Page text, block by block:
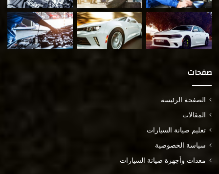
صفحات
الصفحة الرئيسة
المقالات
تعليم صيانة السيارات
سياسة الخصوصية
معدات وأجهزة صيانة السيارات